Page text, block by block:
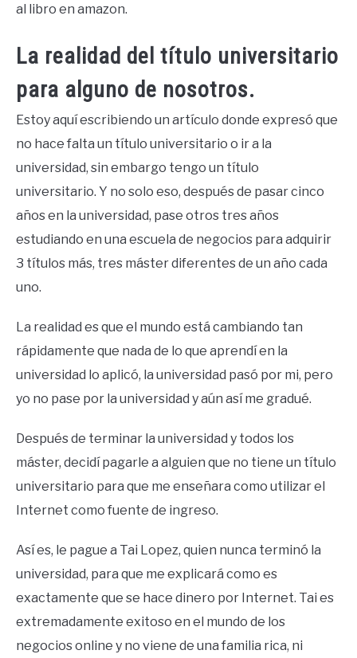
al libro en amazon.
La realidad del título universitario
para alguno de nosotros.
Estoy aquí escribiendo un artículo donde expresó que
no hace falta un título universitario o ir a la
universidad, sin embargo tengo un título
universitario. Y no solo eso, después de pasar cinco
años en la universidad, pase otros tres años
estudiando en una escuela de negocios para adquirir
3 títulos más, tres máster diferentes de un año cada
uno.
La realidad es que el mundo está cambiando tan
rápidamente que nada de lo que aprendí en la
universidad lo aplicó, la universidad pasó por mi, pero
yo no pase por la universidad y aún así me gradué.
Después de terminar la universidad y todos los
máster, decidí pagarle a alguien que no tiene un título
universitario para que me enseñara como utilizar el
Internet como fuente de ingreso.
Así es, le pague a Tai Lopez, quien nunca terminó la
universidad, para que me explicará como es
exactamente que se hace dinero por Internet. Tai es
extremadamente exitoso en el mundo de los
negocios online y no viene de una familia rica, ni